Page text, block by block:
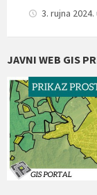
3. rujna 2024.
JAVNI WEB GIS